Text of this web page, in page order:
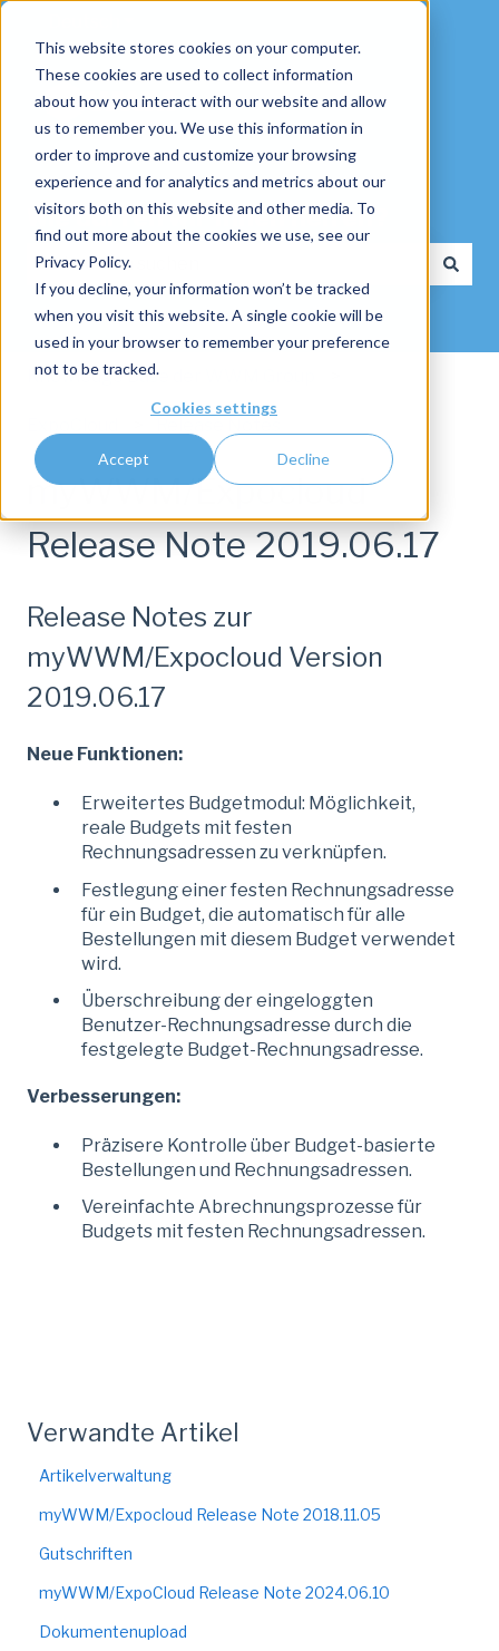
This website stores cookies on your computer.
These cookies are used to collect information
about how you interact with our website and allow
us to remember you. We use this information in
order to improve and customize your browsing
experience and for analytics and metrics about our
visitors both on this website and other media. To
find out more about the cookies we use, see our
Privacy Policy.
If you decline, your information won’t be tracked
when you visit this website. A single cookie will be
used in your browser to remember your preference
not to be tracked.
Cookies settings
Accept Decline
Wie dürfen wir Ihnen helfen?
Es gibt keine Vorschläge, da das Suchfeld leer ist.
Knowledge Base der WWM Group
myWWM/Expocloud
Release Note 2019.06.17
Release Notes zur
myWWM/Expocloud Version
2019.06.17
Neue Funktionen:
Erweitertes Budgetmodul: Möglichkeit,
reale Budgets mit festen
Rechnungsadressen zu verknüpfen.
Festlegung einer festen Rechnungsadresse
für ein Budget, die automatisch für alle
Bestellungen mit diesem Budget verwendet
wird.
Überschreibung der eingeloggten
Benutzer-Rechnungsadresse durch die
festgelegte Budget-Rechnungsadresse.
Verbesserungen:
Präzisere Kontrolle über Budget-basierte
Bestellungen und Rechnungsadressen.
Vereinfachte Abrechnungsprozesse für
Budgets mit festen Rechnungsadressen.
Verwandte Artikel
Artikelverwaltung
myWWM/Expocloud Release Note 2018.11.05
Gutschriften
myWWM/ExpoCloud Release Note 2024.06.10
Dokumentenupload